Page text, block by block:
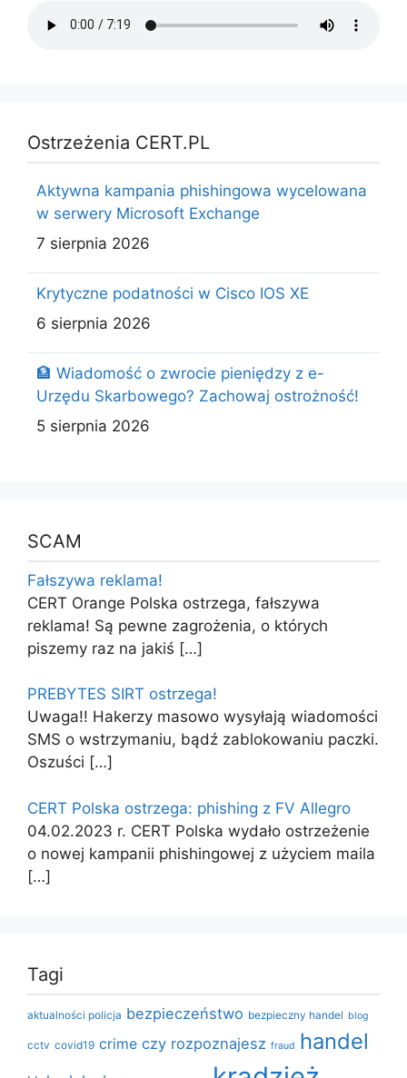
Ostrzeżenia CERT.PL
Aktywna kampania phishingowa wycelowana
w serwery Microsoft Exchange
7 sierpnia 2026
Krytyczne podatności w Cisco IOS XE
6 sierpnia 2026
🏦 Wiadomość o zwrocie pieniędzy z e-
Urzędu Skarbowego? Zachowaj ostrożność!
5 sierpnia 2026
SCAM
Fałszywa reklama!
CERT Orange Polska ostrzega, fałszywa
reklama! Są pewne zagrożenia, o których
piszemy raz na jakiś […]
PREBYTES SIRT ostrzega!
Uwaga!! Hakerzy masowo wysyłają wiadomości
SMS o wstrzymaniu, bądź zablokowaniu paczki.
Oszuści […]
CERT Polska ostrzega: phishing z FV Allegro
04.02.2023 r. CERT Polska wydało ostrzeżenie
o nowej kampanii phishingowej z użyciem maila
[…]
Tagi
aktualności policja bezpieczeństwo bezpieczny handel blog
cctv covid19 crime czy rozpoznajesz fraud handel